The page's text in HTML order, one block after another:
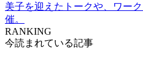
美子を迎えたトークや、ワー
催。
RANKING
今読まれている記事